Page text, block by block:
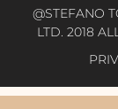
@STEFANO
LTD. 2018